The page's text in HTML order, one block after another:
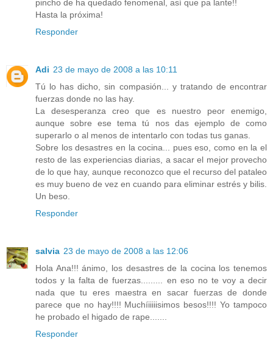
pincho de ha quedado fenomenal, así que pa lante!!
Hasta la próxima!
Responder
Adi 23 de mayo de 2008 a las 10:11
Tú lo has dicho, sin compasión... y tratando de encontrar
fuerzas donde no las hay.
La desesperanza creo que es nuestro peor enemigo,
aunque sobre ese tema tú nos das ejemplo de como
superarlo o al menos de intentarlo con todas tus ganas.
Sobre los desastres en la cocina... pues eso, como en la el
resto de las experiencias diarias, a sacar el mejor provecho
de lo que hay, aunque reconozco que el recurso del pataleo
es muy bueno de vez en cuando para eliminar estrés y bilis.
Un beso.
Responder
salvia 23 de mayo de 2008 a las 12:06
Hola Ana!!! ánimo, los desastres de la cocina los tenemos
todos y la falta de fuerzas......... en eso no te voy a decir
nada que tu eres maestra en sacar fuerzas de donde
parece que no hay!!!! Muchíiiiiisimos besos!!!! Yo tampoco
he probado el higado de rape.......
Responder